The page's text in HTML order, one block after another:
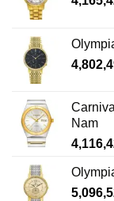
Nam